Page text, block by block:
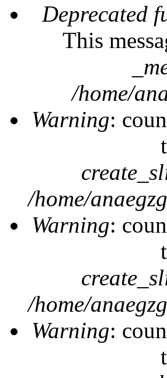
Deprecated
This
/home/
Warning:
/home/
Warning:
/home/
Warning: